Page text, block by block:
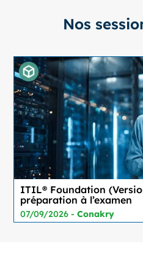
Nos
ITIL® Foundation
préparation à l’examen
07/09/2026 -Conakry